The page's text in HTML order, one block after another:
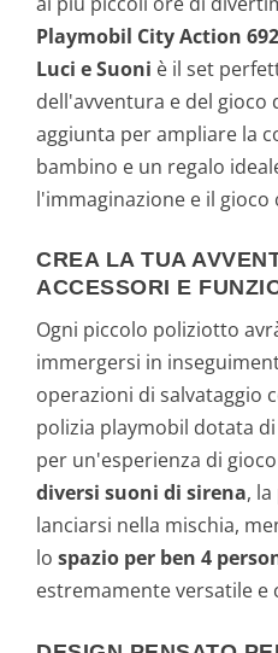
Playmobil City Action
Luci e Suoni è il set
dell'avventura e del
aggiunta per ampliare la
bambino e un regalo
l'immaginazione e il gioco
CREA LA TUA
ACCESSORI E
Ogni piccolo poliziotto
immergersi in
operazioni di salvataggio
polizia playmobil dotata
per un'esperienza di
diversi suoni di sirena,
lanciarsi nella mischia,
lo spazio per ben 4
estremamente versatile e